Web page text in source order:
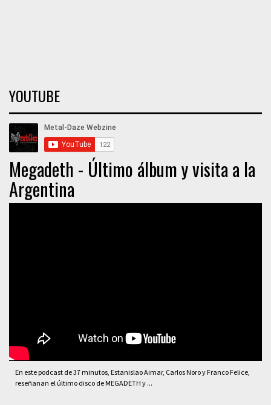
YOUTUBE
Megadeth - Último álbum y visita a la
Argentina
En este podcast de 37 minutos, Estanislao Aimar, Carlos Noro y Franco Felice,
reseñanan el último disco de MEGADETH y ...